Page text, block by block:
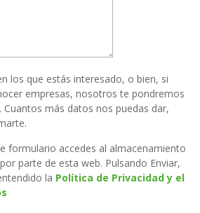
los que estás interesado, o bien, si
empresas, nosotros te pondremos
más datos nos puedas dar,
formulario accedes al almacenamiento
parte de esta web. Pulsando Enviar,
la Política de Privacidad y el